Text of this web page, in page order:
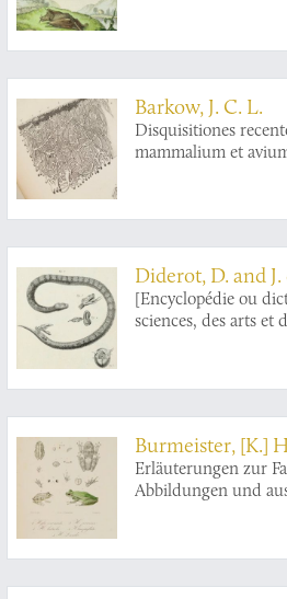
beschryvingen en
worden. In het
VI. Stukken. Met
Barkow, J. C. L.
Disquisitiones
mammalium et
Diderot, D. and
[Encyclopédie ou
sciences, des arts et
publié par M***].
sciences et les arts
mammals].
Burmeister, [K.]
Erläuterungen zur
Abbildungen und
bekannter Thier-